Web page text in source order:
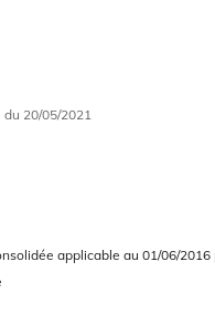
du 20/05/2021
applicable au 01/06/2016